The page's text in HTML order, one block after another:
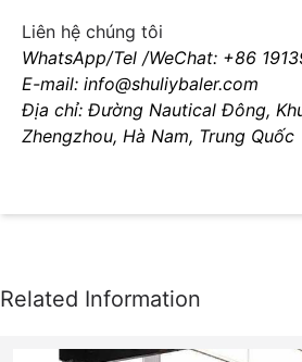
Liên hệ chúng tôi
WhatsApp/Tel /WeChat: +86
E-mail: info@shuliybaler.com
Địa chỉ: Đường Nautical Đông,
Zhengzhou, Hà Nam, Trung Quốc